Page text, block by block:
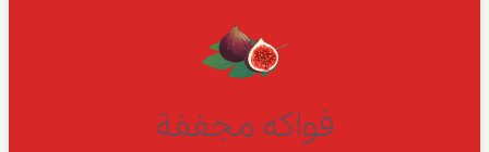
فواكه مجففة